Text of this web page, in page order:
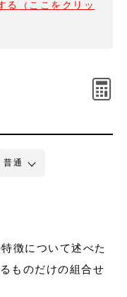
る（ここをクリッ
徴について述べた
ものだけの組合せ